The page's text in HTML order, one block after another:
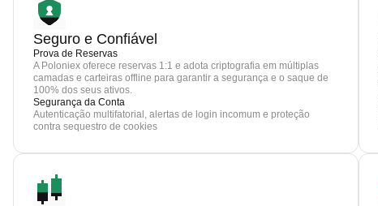
Seguro e Confiável
Prova de Reservas
A Poloniex oferece reservas 1:1 e adota criptografia em múltiplas
camadas e carteiras offline para garantir a segurança e o saque de
100% dos seus ativos.
Segurança da Conta
Autenticação multifatorial, alertas de login incomum e proteção
contra sequestro de cookies